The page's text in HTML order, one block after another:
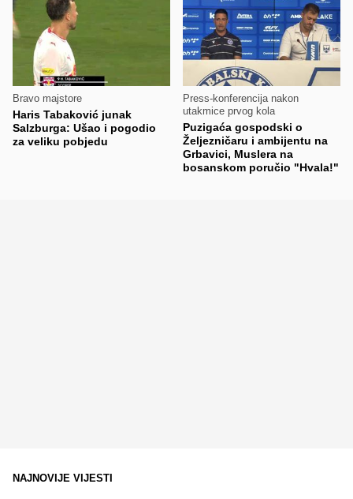
Bravo majstore
Haris Tabaković junak
Salzburga: Ušao i pogodio
za veliku pobjedu
Press-konferencija nakon
utakmice prvog kola
Puzigaća gospodski o
Željezničaru i ambijentu na
Grbavici, Muslera na
bosanskom poručio "Hvala!"
NAJNOVIJE VIJESTI